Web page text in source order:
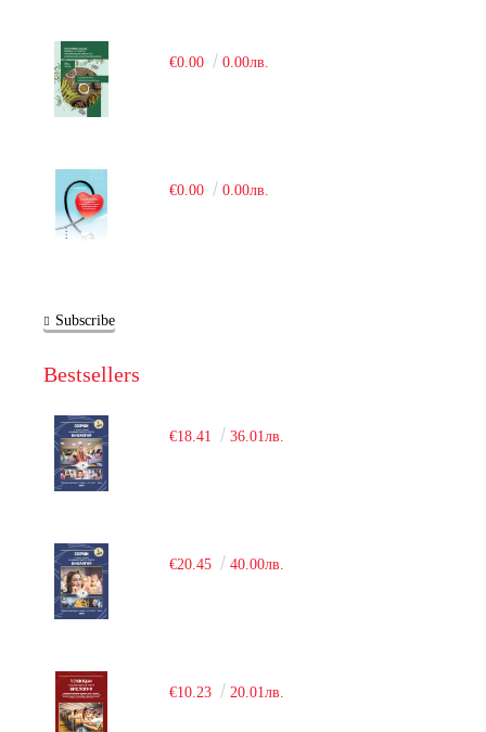
€0.00 0.00лв.
€0.00 0.00лв.
Subscribe
Bestsellers
€18.41 36.01лв.
€20.45 40.00лв.
€10.23 20.01лв.